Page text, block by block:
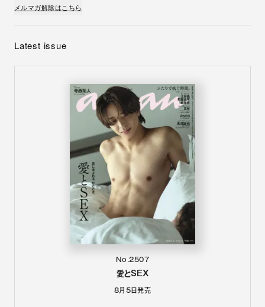
メルマガ解除はこちら
Latest issue
No.2507
愛とSEX
8月5日発売